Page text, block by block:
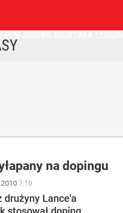
na dopingu
2010 7:10
drużyny Lance'a